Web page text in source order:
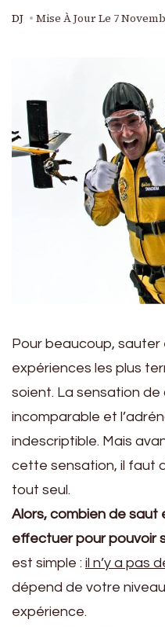
DJ Mise À Jour Le 7
Pour beaucoup, sauter
expériences les plus
soient. La sensation de
incomparable et
indescriptible. Mais
cette sensation, il faut
tout seul.
Alors, combien de
effectuer pour pouvoir
est simple : il n’y a pas
dépend de votre
expérience.